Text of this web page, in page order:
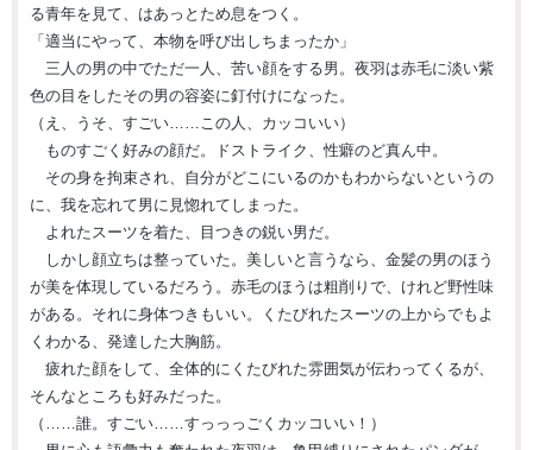
る青年を見て、はあっとため息をつく。
「適当にやって、本物を呼び出しちまったか」
三人の男の中でただ一人、苦い顔をする男。夜羽は赤毛に淡い紫
色の目をしたその男の容姿に釘付けになった。
（え、うそ、すごい……この人、カッコいい）
ものすごく好みの顔だ。ドストライク、性癖のど真ん中。
その身を拘束され、自分がどこにいるのかもわからないというの
に、我を忘れて男に見惚れてしまった。
よれたスーツを着た、目つきの鋭い男だ。
しかし顔立ちは整っていた。美しいと言うなら、金髪の男のほう
が美を体現しているだろう。赤毛のほうは粗削りで、けれど野性味
がある。それに身体つきもいい。くたびれたスーツの上からでもよ
くわかる、発達した大胸筋。
疲れた顔をして、全体的にくたびれた雰囲気が伝わってくるが、
そんなところも好みだった。
（……誰。すごい……すっっっごくカッコいい！）